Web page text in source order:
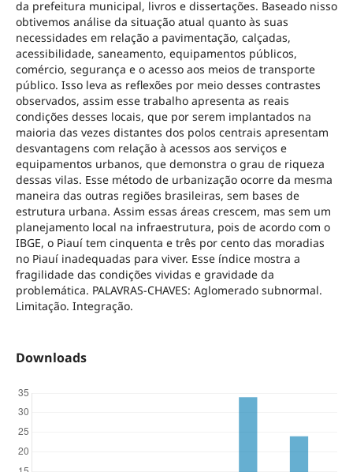
da prefeitura municipal, livros e dissertações. Baseado nisso
obtivemos análise da situação atual quanto às suas
necessidades em relação a pavimentação, calçadas,
acessibilidade, saneamento, equipamentos públicos,
comércio, segurança e o acesso aos meios de transporte
público. Isso leva as reflexões por meio desses contrastes
observados, assim esse trabalho apresenta as reais
condições desses locais, que por serem implantados na
maioria das vezes distantes dos polos centrais apresentam
desvantagens com relação à acessos aos serviços e
equipamentos urbanos, que demonstra o grau de riqueza
dessas vilas. Esse método de urbanização ocorre da mesma
maneira das outras regiões brasileiras, sem bases de
estrutura urbana. Assim essas áreas crescem, mas sem um
planejamento local na infraestrutura, pois de acordo com o
IBGE, o Piauí tem cinquenta e três por cento das moradias
no Piauí inadequadas para viver. Esse índice mostra a
fragilidade das condições vividas e gravidade da
problemática. PALAVRAS-CHAVES: Aglomerado subnormal.
Limitação. Integração.
Downloads